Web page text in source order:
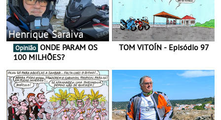
Henrique Saraiva
Opinião
100 MILHÕES?
TOM VITOÍN - Episódio 97